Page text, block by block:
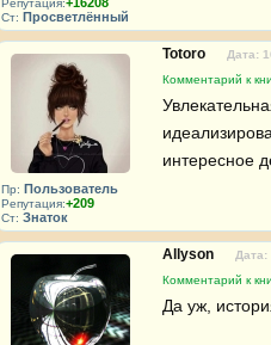
Репутация:
Ст: Просветлённый
Пр: Пользователь
Репутация:+209
Ст: Знаток
Totoro
Дата:
Комментарий к
интересное
Allyson
Дата:
Комментарий к
Да уж,